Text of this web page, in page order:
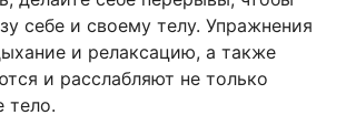
себе и своему телу. Упражнения
и релаксацию, а также
и расслабляют не только
тело.